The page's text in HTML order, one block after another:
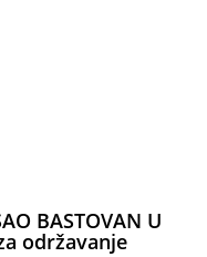
BASTOVAN U
održavanje